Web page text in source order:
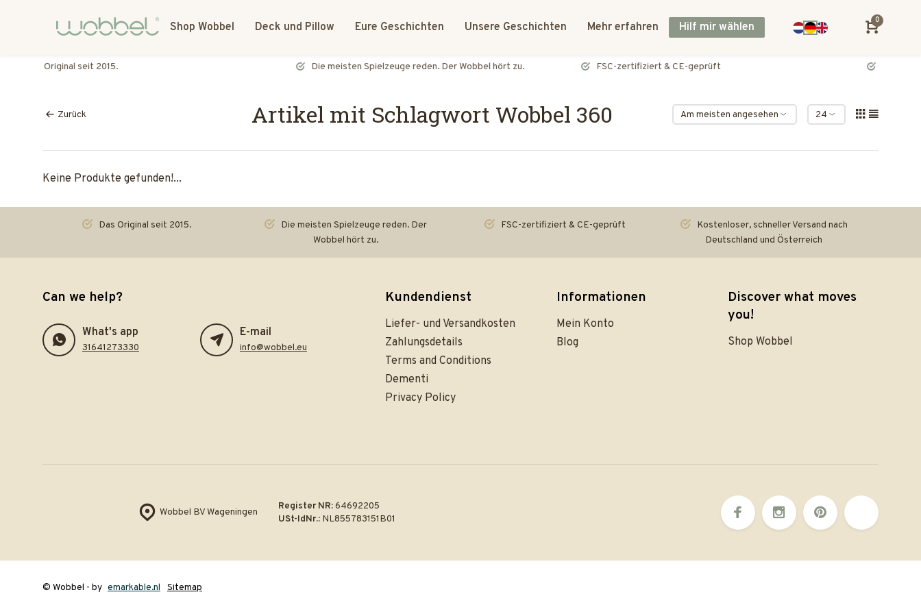
Shop Wobbel Deck und Pillow Eure Geschichten Unsere Geschichten Mehr erfahren Hilf mir wählen
0
Die meisten Spielzeuge reden. Der Wobbel hört zu. FSC-zertifiziert & CE-geprüft Kostenloser, schneller Versand nach Deutschland und Österreich
Zurück Artikel mit Schlagwort Wobbel 360
Keine Produkte gefunden!...
Das Original seit 2015.
Die meisten Spielzeuge reden. Der
Wobbel hört zu.
FSC-zertifiziert & CE-geprüft
Kostenloser, schneller Versand nach
Deutschland und Österreich
Can we help?
What's app
31641273330
E-mail
info@wobbel.eu
Kundendienst
Liefer- und Versandkosten
Zahlungsdetails
Terms and Conditions
Dementi
Privacy Policy
Informationen
Mein Konto
Blog
Discover what moves
you!
Shop Wobbel
Wobbel BV Wageningen Register NR:64692205
USt-IdNr.: NL855783151B01
© Wobbel - by emarkable.nl Sitemap